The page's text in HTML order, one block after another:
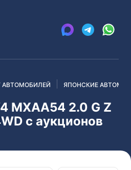
АВТОМОБИЛЕЙ ЯПОНСКИЕ
MXAA54 2.0 G Z
с аукционов